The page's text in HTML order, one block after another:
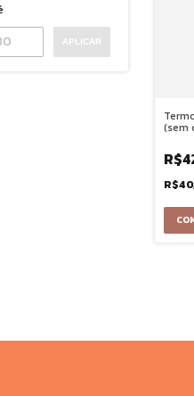
APLICAR
(sem